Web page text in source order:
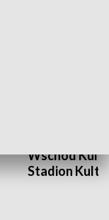
Wschód
Stadion